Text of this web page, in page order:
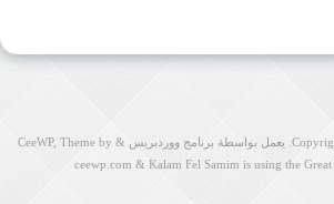
. يعمل بواسطة برنامج ووردبريس &
CeeWP, Theme by
ceewp.com& Kalam Fel Samim is using